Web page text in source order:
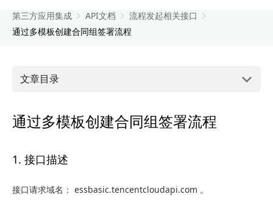
第三方应用集成 API文档
流程发起相关接口
通过多模板创建合同组签署流程
文章目录
通过多模板创建合同组签署流程
1. 接口描述
接口请求域名： essbasic.tencentcloudapi.com 。